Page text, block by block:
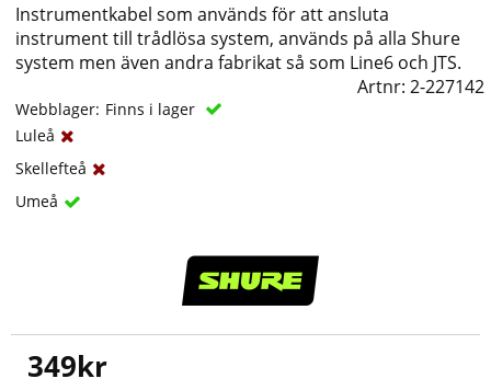
Instrumentkabel som används för att ansluta
instrument till trådlösa system, används på alla Shure
system men även andra fabrikat så som Line6 och JTS.
Artnr:2-227142
Webblager: Finns i lager
Luleå
Skellefteå
Umeå
349kr